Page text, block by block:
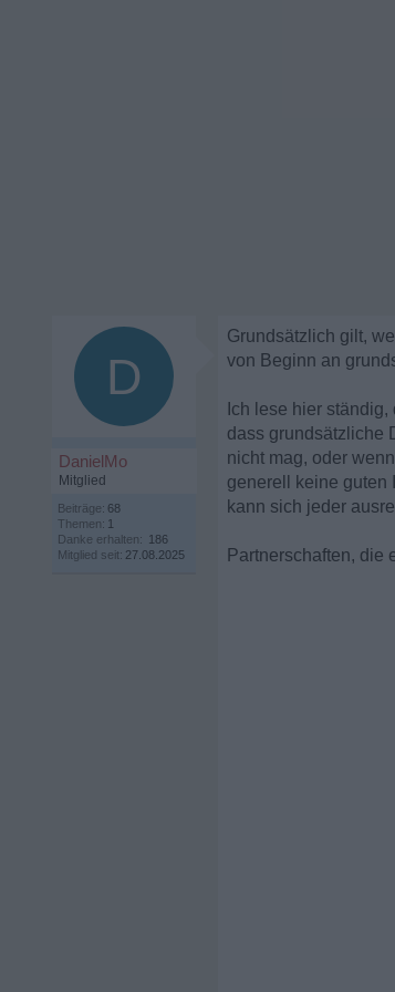
D
DanielMo
Mitglied
Beiträge: 68
Themen: 1
Danke erhalten: 186
Mitglied seit: 27.08.2025
Grundsätzlich gilt,
von Beginn an
Ich lese hier
dass grundsätzliche
nicht mag, oder
generell keine guten
kann sich jeder
Partnerschaften, die